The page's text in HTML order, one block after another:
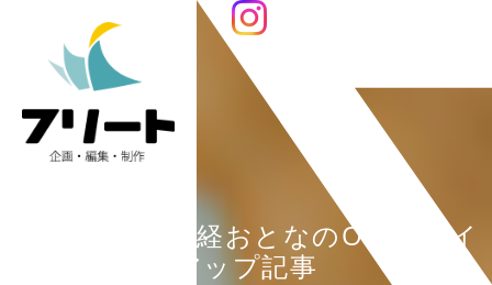
日経BP社 『日経おとなのOFF』タイ
アップ記事